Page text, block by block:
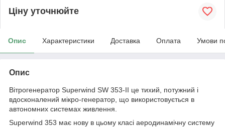
Ціну уточнюйте
Опис Характеристики Доставка Оплата Умови
Опис
Вітрогенератор Superwind SW 353-II це тихий, потужний і
вдосконалений мікро-генератор, що використовується в
автономних системах живлення.
Superwind 353 має нову в цьому класі аеродинамічну систему